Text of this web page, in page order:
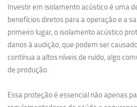
Investir em isolamento acústico é uma
benefícios diretos para a operação e a
primeiro lugar, o isolamento acústico
danos à audição, que podem ser
contínua a altos níveis de ruído, algo
de produção.
Essa proteção é essencial não apenas